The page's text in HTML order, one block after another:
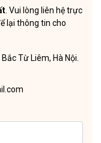
. Vui lòng liên hệ trực
lại thông tin cho
Từ Liêm, Hà Nội.